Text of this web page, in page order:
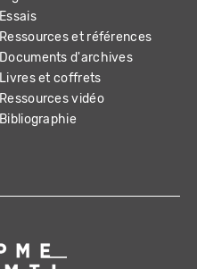
Essais
Ressources et références
Documents d'archives
Livres et coffrets
Ressources vidéo
Bibliographie